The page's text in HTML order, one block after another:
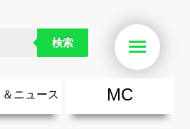
検索
・勇気が出る歌
ニュース
ース
ニュース
MC